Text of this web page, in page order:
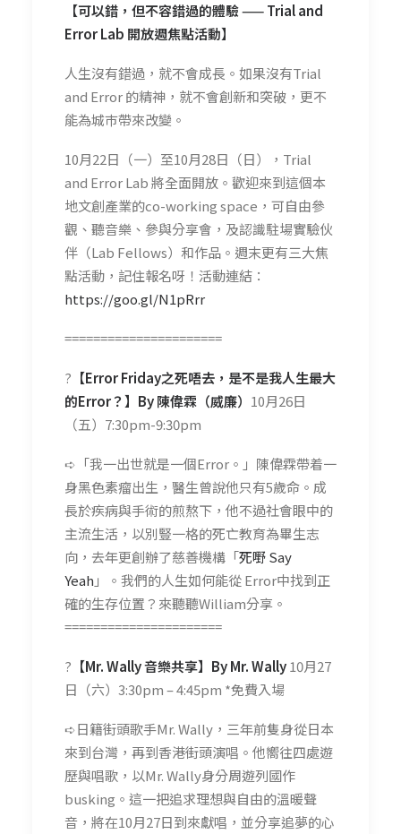
【可以錯，但不容錯過的體驗 —— Trial and
Error Lab 開放週焦點活動】
人生沒有錯過，就不會成長。如果沒有Trial
and Error 的精神，就不會創新和突破，更不
能為城巿帶來改變。
10月22日（一）至10月28日（日），Trial
and Error Lab 將全面開放。歡迎來到這個本
地文創產業的co-working space，可自由參
觀、聽音樂、參與分享會，及認識駐場實驗伙
伴（Lab Fellows）和作品。週末更有三大焦
點活動，記住報名呀！活動連結：
https://goo.gl/N1pRrr
======================
? 【Error Friday之死唔去，是不是我人生最大
的Error？】By 陳偉霖（威廉） 10月26日
（五）7:30pm-9:30pm
➪「我一出世就是一個Error。」陳偉霖帶着一
身黑色素瘤出生，醫生曾說他只有5歲命。成
長於疾病與手術的煎熬下，他不過社會眼中的
主流生活，以別豎一格的死亡教育為畢生志
向，去年更創辦了慈善機構「死嘢 Say
Yeah 」。我們的人生如何能從 Error中找到正
確的生存位置？來聽聽William分享。
======================
? 【Mr. Wally 音樂共享】By Mr. Wally 10月27
日（六）3:30pm – 4:45pm *免費入場
➪日籍街頭歌手Mr. Wally，三年前隻身從日本
來到台灣，再到香港街頭演唱。他嚮往四處遊
歷與唱歌，以Mr. Wally身分周遊列國作
busking。這一把追求理想與自由的溫暖聲
音，將在10月27日到來獻唱，並分享追夢的心